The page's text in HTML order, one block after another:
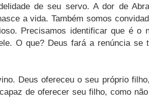
de seu servo. A dor de
a vida. Também somos
Precisamos identificar que é o
O que? Deus fará a renúncia se
Deus ofereceu o seu próprio
de oferecer seu filho, como